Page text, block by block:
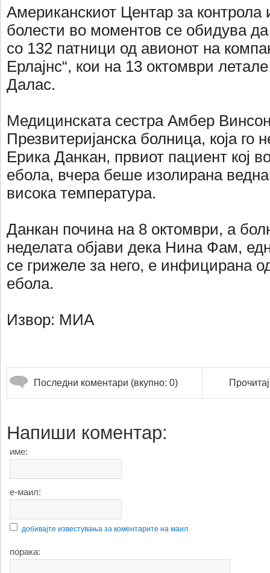
Американскиот Центар за контрола
болести во моментов се обидува да
со 132 патници од авионот на
Ерлајнс“, кои на 13 oктомври
Далас.
Медицинската сестра Амбер
Презвитеријанска болница, која го
Ерика Данкан, првиот пациент кој
ебола, вчера беше изолирана
висока темпeратура.
Данкан почина на 8 октомври, а
неделата објави дека Нина Фам,
се грижеле за него, е инфицирана
ебола.
Извор: МИА
Последни коментари (вкупно: 0)
Напиши коментар:
име:
е-маил:
добивајте известувања за коментарите на маил
порака: